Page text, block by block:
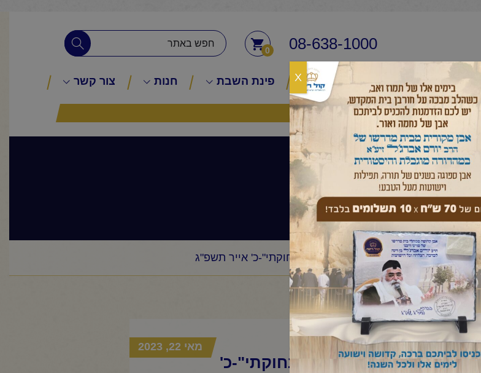
08-638-1000
0
החיד״א שאלות ותשובות פינת השבת חנות צור קשר
היה שותף
שבוע
/החיד"א -שיעור לאברכים פרשת "בהר בחוקתי"-כ' אייר תשפ"ג
לאברכים פרשת "בהר בחוקתי"-כ'
מאי 22, 2023
X